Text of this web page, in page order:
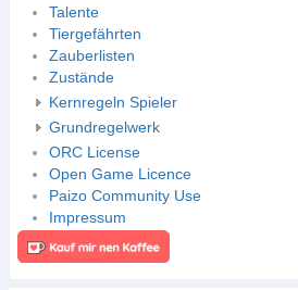
Talente
Tiergefährten
Zauberlisten
Zustände
Kernregeln Spieler
Grundregelwerk
ORC License
Open Game Licence
Paizo Community Use
Impressum